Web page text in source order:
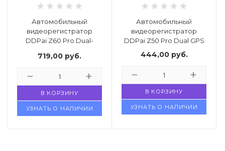
Автомобильный
видеорегистратор
DDPai Z60 Pro Dual-
719,00 руб.
В КОРЗИНУ
УЗНАТЬ О НАЛИЧИИ
Автомобильный
видеорегистратор
DDPai Z50 Pro Dual GPS
444,00 руб.
В КОРЗИНУ
УЗНАТЬ О НАЛИЧИИ